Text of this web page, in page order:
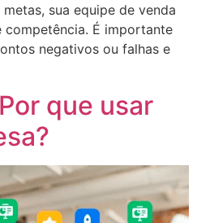
sua equipe de venda
competência. É importante
negativos ou falhas e
que usar